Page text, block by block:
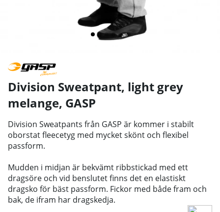
Division Sweatpant, light grey
melange, GASP
Division Sweatpants från GASP är kommer i stabilt
oborstat fleecetyg med mycket skönt och flexibel
passform.
Mudden i midjan är bekvämt ribbstickad med ett
dragsöre och vid benslutet finns det en elastiskt
dragsko för bäst passform. Fickor med både fram och
bak, de ifram har dragskedja.